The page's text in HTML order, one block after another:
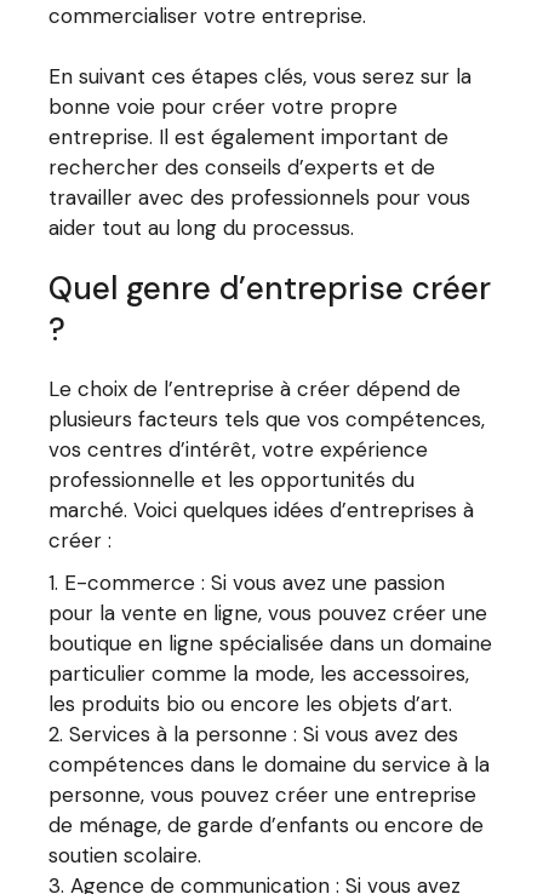
commercialiser votre entreprise.
En suivant ces étapes clés, vous serez sur la
bonne voie pour créer votre propre
entreprise. Il est également important de
rechercher des conseils d’experts et de
travailler avec des professionnels pour vous
aider tout au long du processus.
Quel genre d’entreprise créer
?
Le choix de l’entreprise à créer dépend de
plusieurs facteurs tels que vos compétences,
vos centres d’intérêt, votre expérience
professionnelle et les opportunités du
marché. Voici quelques idées d’entreprises à
créer :
E-commerce : Si vous avez une passion
pour la vente en ligne, vous pouvez créer une
boutique en ligne spécialisée dans un domaine
particulier comme la mode, les accessoires,
les produits bio ou encore les objets d’art.
Services à la personne : Si vous avez des
compétences dans le domaine du service à la
personne, vous pouvez créer une entreprise
de ménage, de garde d’enfants ou encore de
soutien scolaire.
Agence de communication : Si vous avez